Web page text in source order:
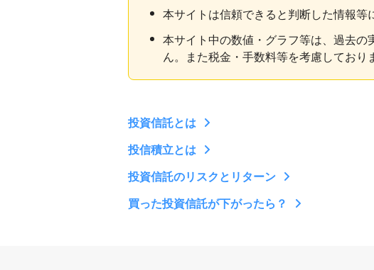
本サイトは信頼できると判断した情報等
本サイト中の数値・グラフ等は、過去
ん。また税金・手数料等を考慮しており
投資信託とは
投信積立とは
投資信託のリスクとリターン
買った投資信託が下がったら？